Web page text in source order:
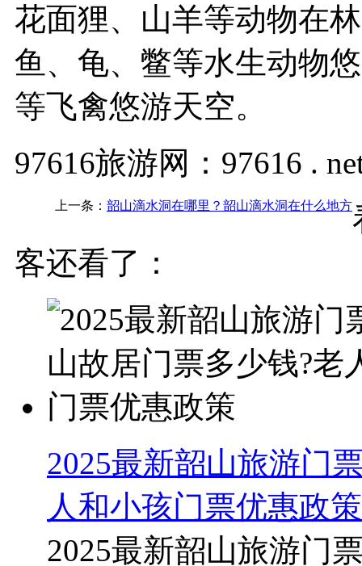
花面狸、山羊等动物在
鱼、龟、鳖等水生动物
等飞禽悠游天空。
97616旅游网：97616 .
上一条： 韶山滴水洞在哪里？韶山滴水洞在什么地方
客还看了：
2025最新韶山旅游门
人和小孩门票优惠政策
2025最新韶山旅游门